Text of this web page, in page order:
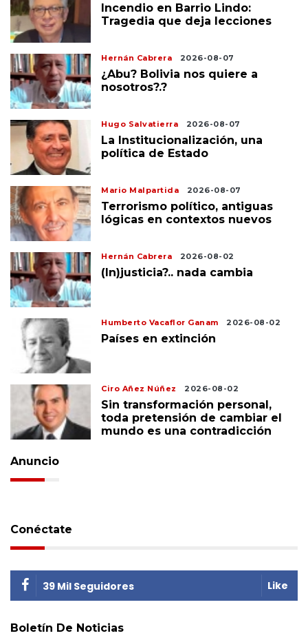
Incendio en Barrio Lindo:
Tragedia que deja lecciones
Hernán Cabrera 2026-08-07
¿Abu? Bolivia nos quiere a
nosotros?.?
Hugo Salvatierra 2026-08-07
La Institucionalización, una
política de Estado
Mario Malpartida 2026-08-07
Terrorismo político, antiguas
lógicas en contextos nuevos
Hernán Cabrera 2026-08-02
(In)justicia?.. nada cambia
Humberto Vacaflor Ganam 2026-08-02
Países en extinción
Ciro Añez Núñez 2026-08-02
Sin transformación personal,
toda pretensión de cambiar el
mundo es una contradicción
Anuncio
Conéctate
39 Mil Seguidores Like
Boletín De Noticias